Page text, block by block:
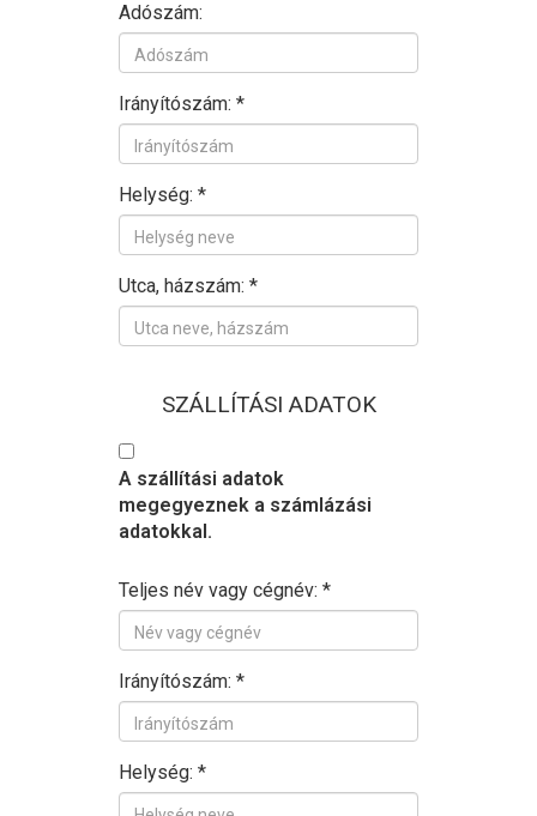
Adószám:
Irányítószám: *
Helység: *
Utca, házszám: *
SZÁLLÍTÁSI ADATOK
A szállítási adatok
megegyeznek a számlázási
adatokkal.
Teljes név vagy cégnév: *
Irányítószám: *
Helység: *